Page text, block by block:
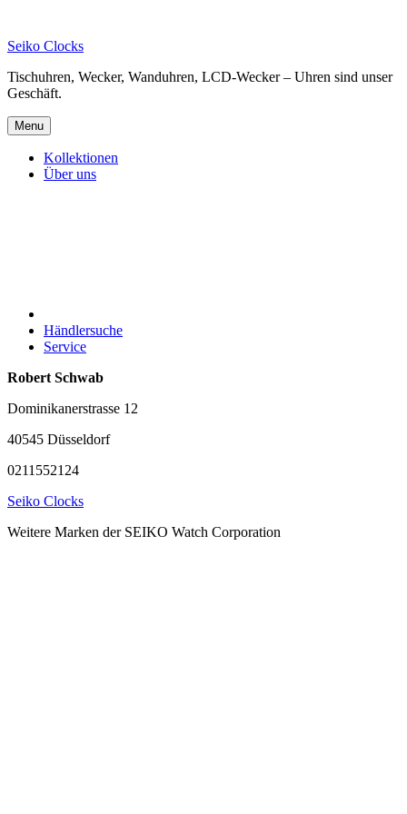
content
Seiko Clocks
Tischuhren, Wecker, Wanduhren, LCD-Wecker – Uhren sind unser
Geschäft.
Menu
Kollektionen
Über uns
Händlersuche
Service
Robert Schwab
Dominikanerstrasse 12
40545 Düsseldorf
0211552124
Seiko Clocks
Weitere Marken der SEIKO Watch Corporation